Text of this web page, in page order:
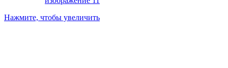
Нажмите, чтобы увеличить